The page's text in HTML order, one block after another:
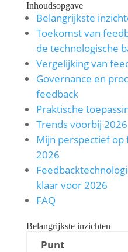
Inhoudsopgave
Belangrijkste
Toekomst van
de technologische
Vergelijking van
Governance en
feedback
Praktische
Trends voorbij 2026
Mijn perspectief op
2026
klaar voor 2026
FAQ
Belangrijkste inzichten
Punt